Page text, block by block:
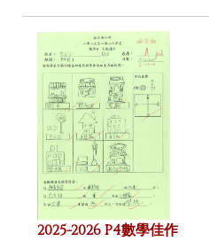
2025-2026 P4數學佳作